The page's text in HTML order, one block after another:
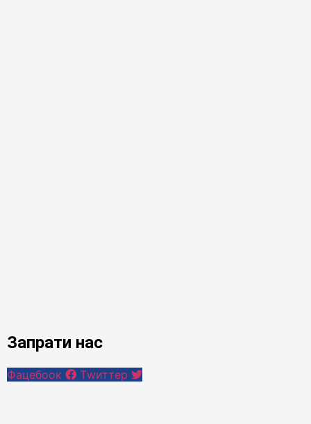
Запрати нас
Фацебоок Тwиттер